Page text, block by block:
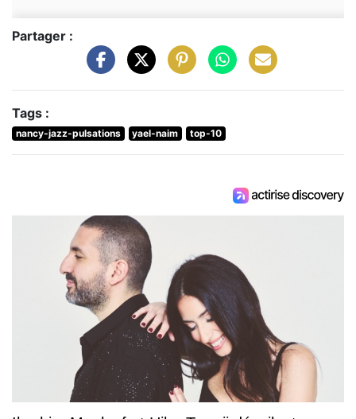
Partager :
Tags :
nancy-jazz-pulsations yael-naim top-10